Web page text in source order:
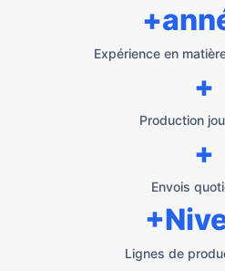
Expérience en
Production
+
Envois
+
Lignes de